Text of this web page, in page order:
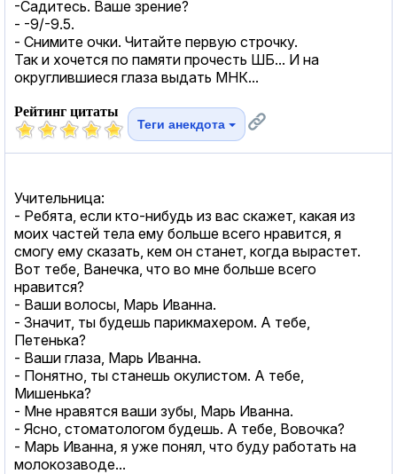
-Садитесь. Ваше зрение?
- -9/-9.5.
- Снимите очки. Читайте первую строчку.
Так и хочется по памяти прочесть ШБ... И на
округлившиеся глаза выдать МНК...
Рейтинг цитаты
Теги анекдота
Учительница:
- Ребята, если кто-нибудь из вас скажет, какая из
моих частей тела ему больше всего нравится, я
смогу ему сказать, кем он станет, когда вырастет.
Вот тебе, Ванечка, что во мне больше всего
нравится?
- Ваши волосы, Марь Иванна.
- Значит, ты будешь парикмахером. А тебе,
Петенька?
- Ваши глаза, Марь Иванна.
- Понятно, ты станешь окулистом. А тебе,
Мишенька?
- Мне нравятся ваши зубы, Марь Иванна.
- Ясно, стоматологом будешь. А тебе, Вовочка?
- Марь Иванна, я уже понял, что буду работать на
молокозаводе...